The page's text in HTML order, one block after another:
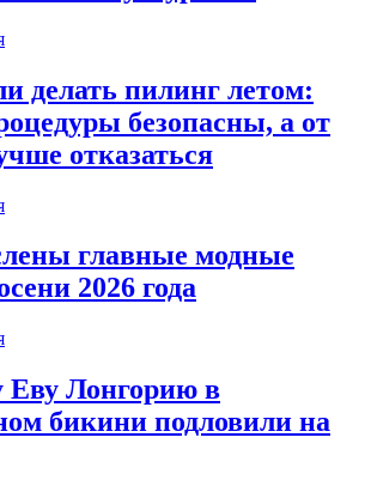
делать пилинг летом:
безопасны, а от
отказаться
главные модные
2026 года
Еву Лонгорию в
бикини подловили на